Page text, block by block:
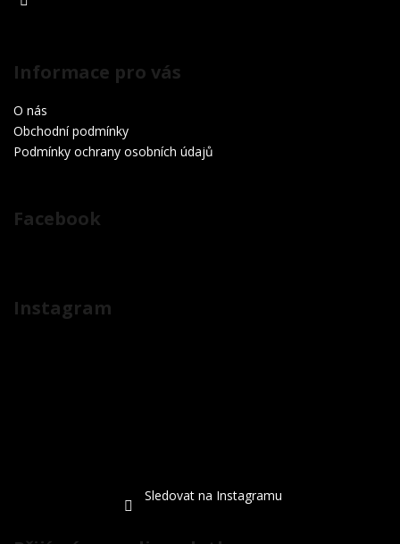
Informace pro vás
O nás
Obchodní podmínky
Podmínky ochrany osobních údajů
Facebook
Instagram
Sledovat na Instagramu